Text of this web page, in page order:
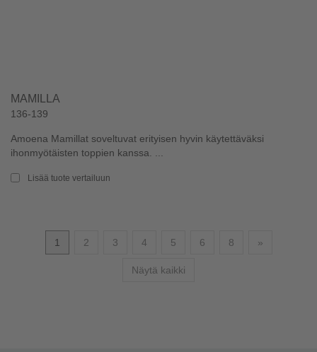
MAMILLA
136-139
Amoena Mamillat soveltuvat erityisen hyvin käytettäväksi
ihonmyötäisten toppien kanssa. ...
Lisää tuote vertailuun
1 2 3 4 5 6 8 »Seuraava
Näytä kaikki